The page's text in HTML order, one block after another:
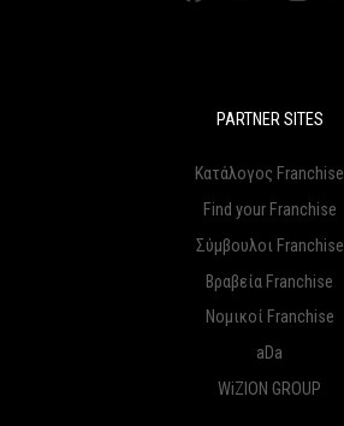
PARTNER SITES
Κατάλογος Franchise
Find your Franchise
Σύμβουλοι Franchise
Βραβεία Franchise
Νομικοί Franchise
aDa
WiZION GROUP